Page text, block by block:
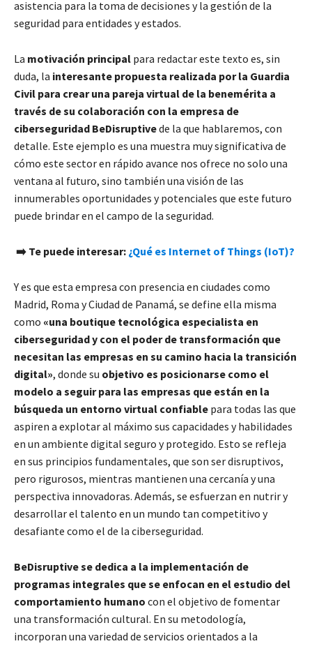
asistencia para la toma de decisiones y la gestión de la
seguridad para entidades y estados.
La motivación principal para redactar este texto es, sin
duda, la interesante propuesta realizada por la Guardia
Civil para crear una pareja virtual de la benemérita a
través de su colaboración con la empresa de
ciberseguridad BeDisruptivede la que hablaremos, con
detalle. Este ejemplo es una muestra muy significativa de
cómo este sector en rápido avance nos ofrece no solo una
ventana al futuro, sino también una visión de las
innumerables oportunidades y potenciales que este futuro
puede brindar en el campo de la seguridad.
➡️ Te puede interesar:¿Qué es Internet of Things (IoT)?
Y es que esta empresa con presencia en ciudades como
Madrid, Roma y Ciudad de Panamá, se define ella misma
como «una boutique tecnológica especialista en
ciberseguridad y con el poder de transformación que
necesitan las empresas en su camino hacia la transición
digital», donde su objetivo es posicionarse como el
modelo a seguir para las empresas que están en la
búsqueda un entorno virtual confiable para todas las que
aspiren a explotar al máximo sus capacidades y habilidades
en un ambiente digital seguro y protegido. Esto se refleja
en sus principios fundamentales, que son ser disruptivos,
pero rigurosos, mientras mantienen una cercanía y una
perspectiva innovadoras. Además, se esfuerzan en nutrir y
desarrollar el talento en un mundo tan competitivo y
desafiante como el de la ciberseguridad.
BeDisruptive se dedica a la implementación de
programas integrales que se enfocan en el estudio del
comportamiento humano con el objetivo de fomentar
una transformación cultural. En su metodología,
incorporan una variedad de servicios orientados a la